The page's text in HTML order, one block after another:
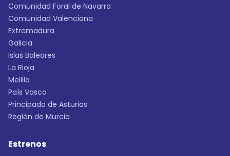
Comunidad Foral de Navarra
Comunidad Valenciana
Extremadura
Galicia
Islas Baleares
La Rioja
Melilla
País Vasco
Principado de Asturias
Región de Murcia
Estrenos